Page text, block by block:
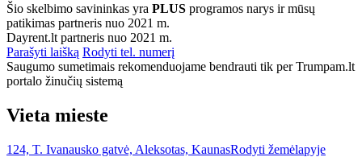
Šio skelbimo savininkas yra PLUS programos narys ir mūsų
patikimas partneris nuo 2021 m.
Dayrent.lt partneris nuo 2021 m.
Parašyti laišką Rodyti tel. numerį
Saugumo sumetimais rekomenduojame bendrauti tik per Trumpam.lt
portalo žinučių sistemą
Vieta mieste
124, T. Ivanausko gatvė, Aleksotas, KaunasRodyti žemėlapyje